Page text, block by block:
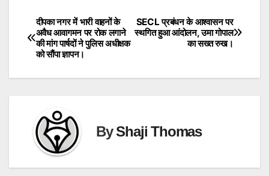
Post
navigation
SECL प्रबंधन के आश्वासन पर
स्थगित हुआ आंदोलन, उमा गोपाल
का सख्त रुख।
दीपका नगर में भारी वाहनों के
अवैध आवागमन पर रोक लगाने
की मांग पार्षदों ने पुलिस अधीक्षक
को सौंपा ज्ञापन।
ByShaji Thomas